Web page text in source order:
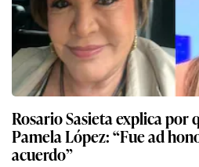
Rosario Sasieta explica por
Pamela López: “Fue ad
acuerdo”